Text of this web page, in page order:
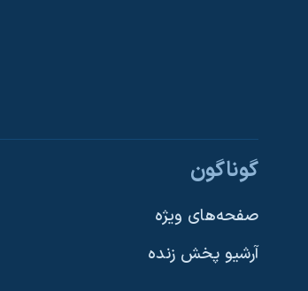
دنبال کنید
زبانهای مختلف
گوناگون
صفحه‌های ویژه
آرشیو پخش زنده